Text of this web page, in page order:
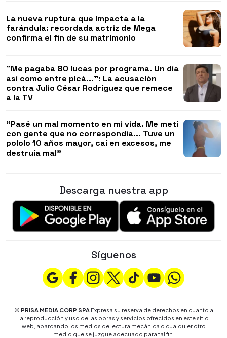
La nueva ruptura que impacta a la
farándula: recordada actriz de Mega
confirma el fin de su matrimonio
"Me pagaba 80 lucas por programa. Un día
así como entre picá...": La acusación
contra Julio César Rodríguez que remece
a la TV
"Pasé un mal momento en mi vida. Me metí
con gente que no correspondía... Tuve un
pololo 10 años mayor, caí en excesos, me
destruía mal"
Descarga nuestra app
Síguenos
© PRISA MEDIA CORP SPAExpresa su reserva de derechos en cuanto a
la reproducción y uso de las obras y servicios ofrecidos en este sitio
web, abarcando los medios de lectura mecánica o cualquier otro
medio que se juzgue adecuado para tal fin.